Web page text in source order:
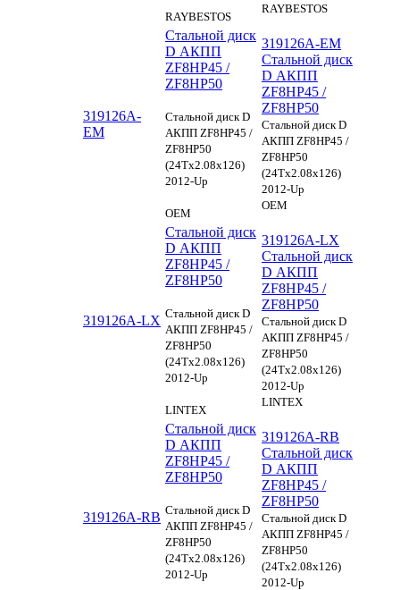
RAYBESTOS
RAYBESTOS
319126A-
EM
Стальной диск
D АКПП
ZF8HP45 /
ZF8HP50
Стальной диск D
АКПП ZF8HP45 /
ZF8HP50
(24Tx2.08x126)
2012-Up
OEM
319126A-EM
Стальной диск
D АКПП
ZF8HP45 /
ZF8HP50
Стальной диск D
АКПП ZF8HP45 /
ZF8HP50
(24Tx2.08x126)
2012-Up
OEM
319126A-LX
Стальной диск
D АКПП
ZF8HP45 /
ZF8HP50
Стальной диск D
АКПП ZF8HP45 /
ZF8HP50
(24Tx2.08x126)
2012-Up
LINTEX
319126A-LX
Стальной диск
D АКПП
ZF8HP45 /
ZF8HP50
Стальной диск D
АКПП ZF8HP45 /
ZF8HP50
(24Tx2.08x126)
2012-Up
LINTEX
319126A-RB
Стальной диск
D АКПП
ZF8HP45 /
ZF8HP50
Стальной диск D
АКПП ZF8HP45 /
ZF8HP50
(24Tx2.08x126)
2012-Up
319126A-RB
Стальной диск
D АКПП
ZF8HP45 /
ZF8HP50
Стальной диск D
АКПП ZF8HP45 /
ZF8HP50
(24Tx2.08x126)
2012-Up